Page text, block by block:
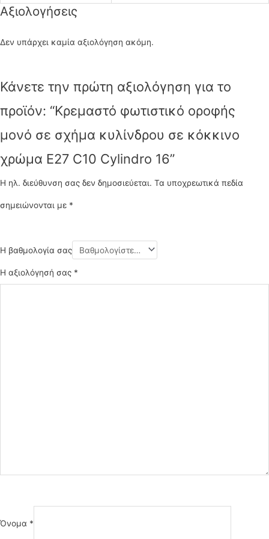
Αξιολογήσεις
Δεν υπάρχει καμία αξιολόγηση ακόμη.
Κάνετε την πρώτη αξιολόγηση για το
προϊόν: “Κρεμαστό φωτιστικό οροφής
μονό σε σχήμα κυλίνδρου σε κόκκινο
χρώμα E27 C10 Cylindro 16”
Η ηλ. διεύθυνση σας δεν δημοσιεύεται. Τα υποχρεωτικά πεδία
σημειώνονται με *
Η βαθμολογία σας
Η αξιολόγησή σας *
Όνομα *